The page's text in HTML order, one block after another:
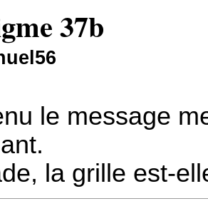
37b
le message
la grille est-